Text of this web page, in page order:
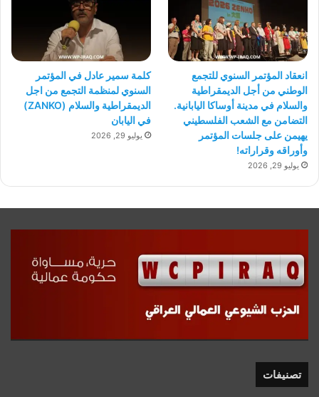
انعقاد المؤتمر السنوي للتجمع
الوطني من أجل الديمقراطية
والسلام في مدينة أوساكا اليابانية.
التضامن مع الشعب الفلسطيني
يهيمن على جلسات المؤتمر
وأوراقه وقراراته!
يوليو 29, 2026
كلمة سمير عادل في المؤتمر
السنوي لمنظمة التجمع من اجل
الديمقراطية والسلام (ZANKO)
في اليابان
يوليو 29, 2026
تصنيفات